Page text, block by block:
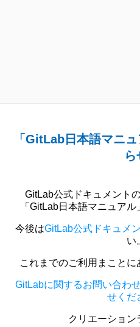
「GitLab日本語マニ
ら
GitLab公式ドキュメント
「GitLab日本語マニュア
今後はGitLab公式ドキュメ
い
これまでのご利用まことに
GitLabに関するお問い合わ
せくだ
クリエーション